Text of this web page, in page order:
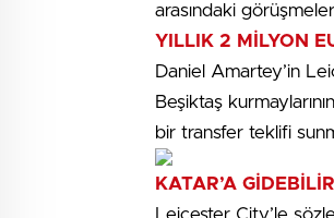
arasındaki
YILLIK 2 MİLYON
Daniel Amartey’in
Beşiktaş
bir transfer teklifi
KATAR’A GİDEBİLİR
Leicester City’le